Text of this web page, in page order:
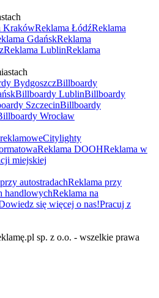
KrakówReklama ŁódźReklama
GdańskReklama
Reklama LublinReklama
BydgoszczBillboardy
Billboardy LublinBillboardy
SzczecinBillboardy
Wrocław
Citylighty
Reklama DOOHReklama w
miejskiej
autostradachReklama przy
handlowychReklama na
się więcej o nas!Pracuj z
sp. z o.o. - wszelkie prawa